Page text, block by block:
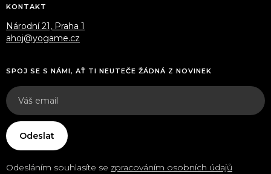
KONTAKT
Národní 21, Praha 1
ahoj@yogame.cz
SPOJ SE S NÁMI, AŤ TI NEUTEČE ŽÁDNÁ Z NOVINEK
Odesláním souhlasíte se zpracováním osobních údajů